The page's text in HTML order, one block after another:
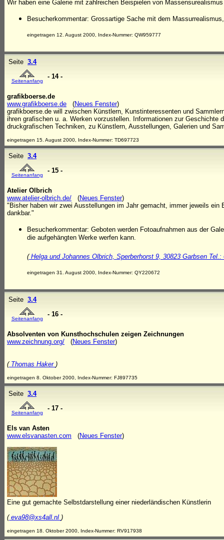
Wir haben eine Galerie mit zahlreichen Beispielen von
Besucherkommentar: Grossartige Sache mit dem
eingetragen 12. August 2000, Index-Nummer: QW959777
Seite 3.4
Seitenanfang
- 14 -
grafikboerse.de
www.grafikboerse.de (Neues Fenster)
grafikboerse.de will zwischen Künstlern, Kunstinteressenten und
ihren grafischen u. a. Werken vorzustellen. Informationen zur Geschichte
druckgrafischen Techniken, zu Künstlern, Ausstellungen, Galerien und
eingetragen 15. August 2000, Index-Nummer: TD697723
Seite 3.4
Seitenanfang
- 15 -
Atelier Olbrich
www.atelier-olbrich.de/ (Neues Fenster)
"Bisher haben wir zwei Ausstellungen im Jahr gemacht, immer jeweils
dankbar."
Besucherkommentar: Geboten werden Fotoaufnahmen aus der
die aufgehängten Werke werfen kann.
(Helga und Johannes Olbrich, Sperberhorst 9, 30823 Garbsen
eingetragen 31. August 2000, Index-Nummer: QY220672
Seite 3.4
Seitenanfang
- 16 -
Absolventen von Kunsthochschulen zeigen Zeichnungen
www.zeichnung.org/ (Neues Fenster)
(Thomas Haker )
eingetragen 8. Oktober 2000, Index-Nummer: FJ897735
Seite 3.4
Seitenanfang
- 17 -
Els van Asten
www.elsvanasten.com (Neues Fenster)
Eine gut gemachte Selbstdarstellung einer niederländischen Künstlerin
(eva98@xs4all.nl )
eingetragen 18. Oktober 2000, Index-Nummer: RV917938